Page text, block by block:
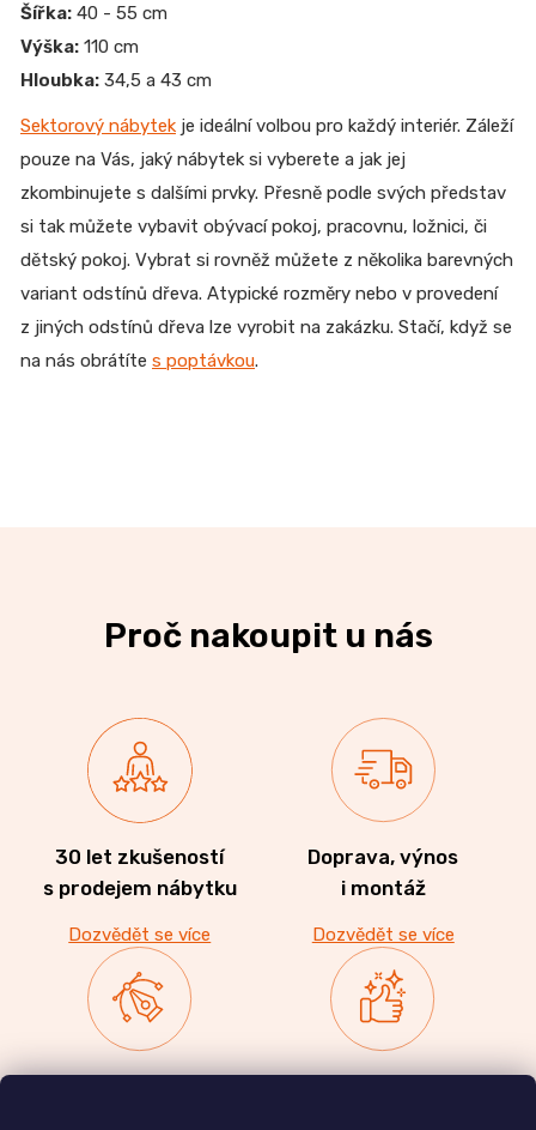
Šířka: 40 - 55 cm
Výška: 110 cm
Hloubka: 34,5 a 43 cm
Sektorový nábytek je ideální volbou pro každý interiér. Záleží
pouze na Vás, jaký nábytek si vyberete a jak jej
zkombinujete s dalšími prvky. Přesně podle svých představ
si tak můžete vybavit obývací pokoj, pracovnu, ložnici, či
dětský pokoj. Vybrat si rovněž můžete z několika barevných
variant odstínů dřeva. Atypické rozměry nebo v provedení
z jiných odstínů dřeva lze vyrobit na zakázku. Stačí, když se
na nás obrátíte s poptávkou.
Proč nakoupit u nás
30 let zkušeností
s prodejem nábytku
Dozvědět se více
Doprava, výnos
i montáž
Dozvědět se více